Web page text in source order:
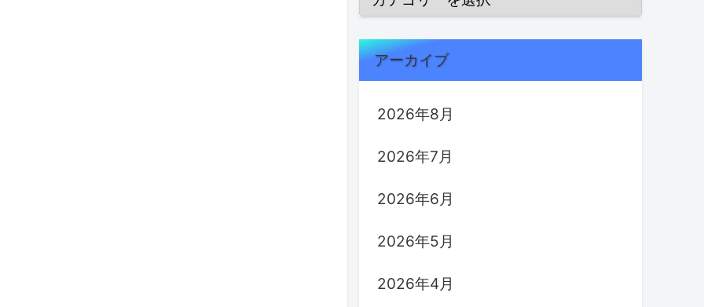
アーカイブ
2026年8月
2026年7月
2026年6月
2026年5月
2026年4月